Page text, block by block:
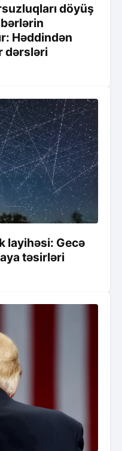
döyüş
Həddindən
dərsləri
layihəsi: Gecə
təsirləri